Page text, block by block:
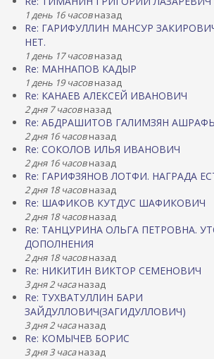
1 день 16 часовназад
Re: ГАРИФУЛЛИН МАНСУР
НЕТ.
1 день 17 часовназад
Re: МАННАПОВ КАДЫР
1 день 19 часовназад
Re: КАНАЕВ АЛЕКСЕЙ ИВАНОВИЧ
2 дня 7 часовназад
Re: АБДРАШИТОВ ГАЛИМЗЯН
2 дня 16 часовназад
Re: СОКОЛОВ ИЛЬЯ ИВАНОВИЧ
2 дня 16 часовназад
Re: ГАРИФЗЯНОВ ЛОТФИ. НАГРАДА
2 дня 18 часовназад
Re: ШАФИКОВ КУТДУС ШАФИКОВИЧ
2 дня 18 часовназад
Re: ТАНЦУРИНА ОЛЬГА ПЕТРОВНА.
ДОПОЛНЕНИЯ
2 дня 18 часовназад
Re: НИКИТИН ВИКТОР СЕМЕНОВИЧ
3 дня 2 часаназад
Re: ТУХВАТУЛЛИН БАРИ
ЗАЙДУЛЛОВИЧ(ЗАГИДУЛЛОВИЧ)
3 дня 2 часаназад
Re: КОМЫЧЕВ БОРИС
3 дня 3 часаназад